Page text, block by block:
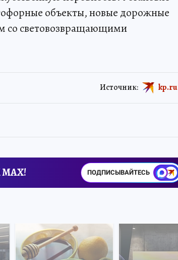
объекты, новые дорожные
со световозвращающими
Источник: kp.ru
ПОДПИСЫВАЙТЕСЬ